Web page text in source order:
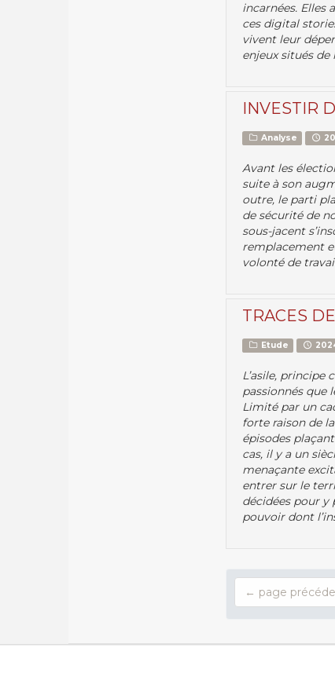
incarnées. Elles
ces digital
vivent leur
enjeux situés
INVESTIR
Analyse
Avant les
suite à son
outre, le parti
de sécurité de
sous-jacent
remplacement
volonté de
TRACES
Etude
L’asile,
passionnés que
Limité par un
forte raison de
épisodes
cas, il y a un
menaçante
entrer sur le
décidées pour y
pouvoir dont
← page